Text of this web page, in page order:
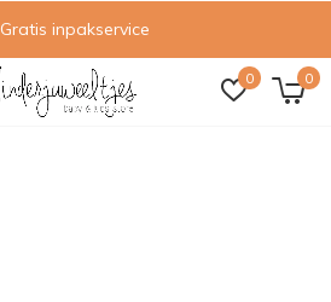
0 0
Gratis inpakservice